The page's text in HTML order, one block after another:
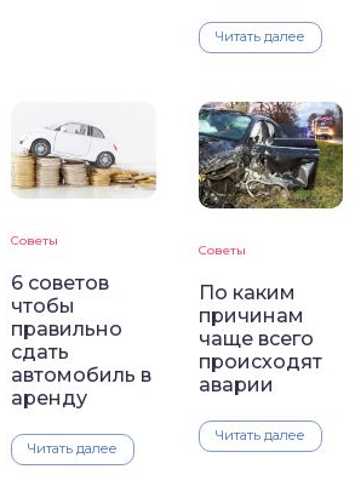
Читать далее
Советы
6 советов
чтобы
правильно
сдать
автомобиль в
аренду
Читать далее
Советы
По каким
причинам
чаще всего
происходят
аварии
Читать далее